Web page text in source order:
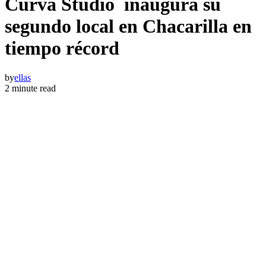
Curva Studio inaugura su
segundo local en Chacarilla en
tiempo récord
byellas
2 minute read